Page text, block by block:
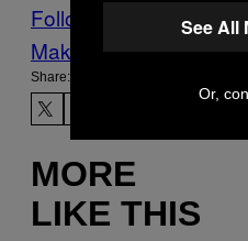
Follow Us On Discover
Make Us Preferred In
Share:
MORE
LIKE THIS
See All
Or,